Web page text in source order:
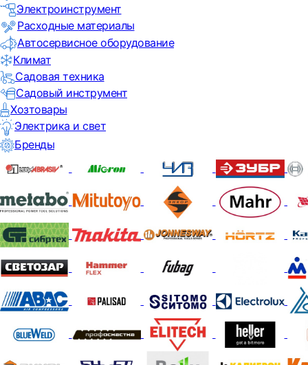
Электроинструмент
Расходные материалы
Автосервисное оборудование
Климат
Садовая техника
Садовый инструмент
Хозтовары
Электрика и свет
Бренды